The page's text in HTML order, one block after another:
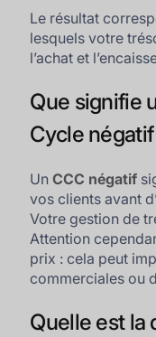
Le résultat
lesquels votre
l’achat et
Que signifie
Cycle négatif
UnCCC négatif
vos clients avant
Votre gestion de
Attention
prix : cela peut
commerciales ou
Quelle est la